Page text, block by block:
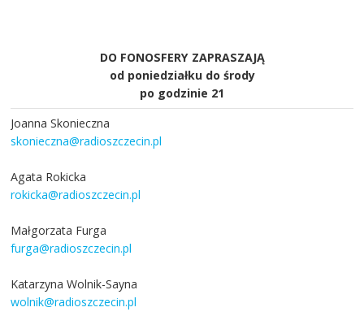
DO FONOSFERY ZAPRASZAJĄ
od poniedziałku do środy
po godzinie 21
Joanna Skonieczna
skonieczna@radioszczecin.pl
Agata Rokicka
rokicka@radioszczecin.pl
Małgorzata Furga
furga@radioszczecin.pl
Katarzyna Wolnik-Sayna
wolnik@radioszczecin.pl